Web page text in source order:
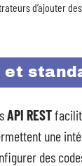
d’ajouter
API REST
une
des